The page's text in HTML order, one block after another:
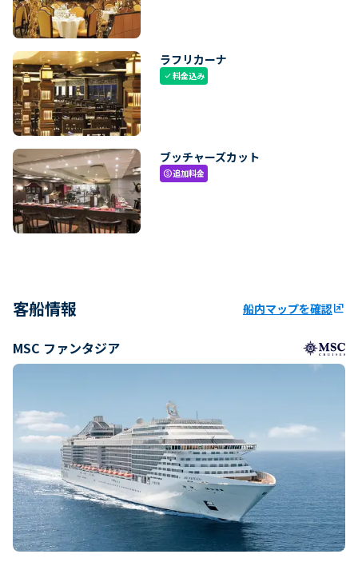
ラフリカーナ
check料金込み
ブッチャーズカット
paid追加料金
客船情報 船内マップを確認ungroup
MSC ファンタジア